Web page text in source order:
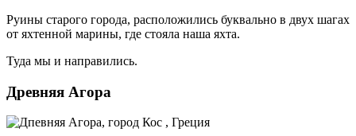
Руины старого города, расположились буквально в двух шагах
от яхтенной марины, где стояла наша яхта.
Туда мы и направились.
Древняя Агора